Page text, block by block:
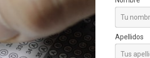
local